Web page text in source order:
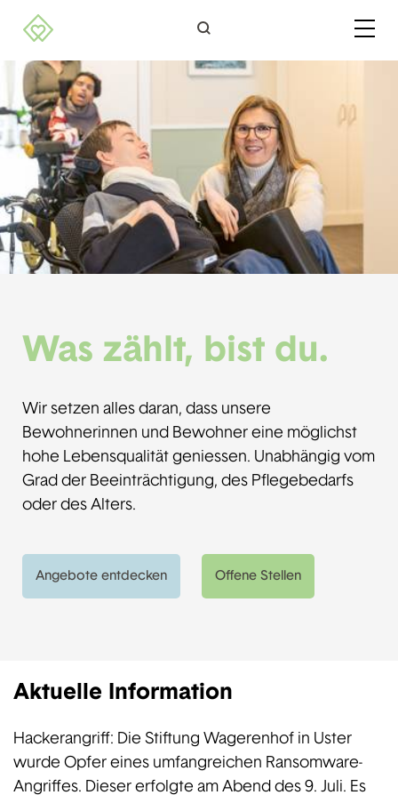
beachten
dass
diese
Seite
ein
Zugänglichkeitssystem
verwendet.
Was zählt, bist du.
Wir setzen alles daran, dass unsere
Bewohnerinnen und Bewohner eine möglichst
hohe Lebensqualität geniessen. Unabhängig vom
Grad der Beeinträchtigung, des Pflegebedarfs
oder des Alters.
Angebote entdecken Offene Stellen
Aktuelle Information
Hackerangriff: Die Stiftung Wagerenhof in Uster
wurde Opfer eines umfangreichen Ransomware-
Angriffes. Dieser erfolgte am Abend des 9. Juli. Es